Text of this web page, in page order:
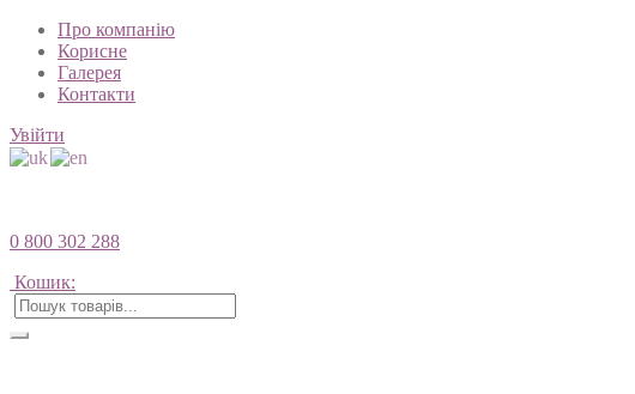
Про компанію
Корисне
Галерея
Контакти
Увійти
0 800 302 288
Кошик: